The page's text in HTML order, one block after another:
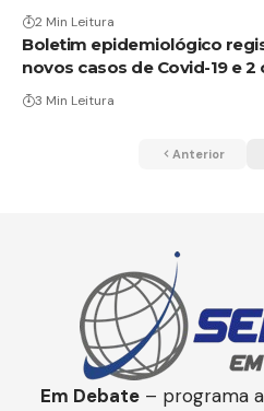
2 Min Leitura
Boletim epidemiológico
novos casos de Covid-19 e
3 Min Leitura
Anterior
Em Debate – programa